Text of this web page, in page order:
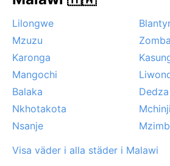
Lilongwe
Mzuzu
Zomba
Karonga
Mangochi
Balaka
Dedza
Nkhotakota
Mchinji
Nsanje
Visa väder i alla städer i Malawi